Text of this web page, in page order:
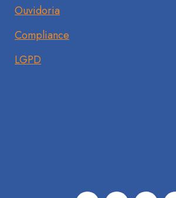
Ouvidoria
Compliance
LGPD